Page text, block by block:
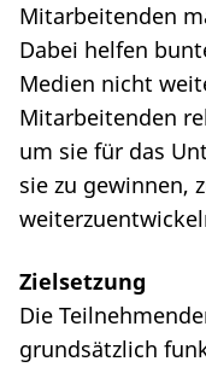
Mitarbeitenden
Dabei helfen
Medien nicht
Mitarbeitenden
um sie für das
sie zu gewinnen,
Zielsetzung
Die
grundsätzlich